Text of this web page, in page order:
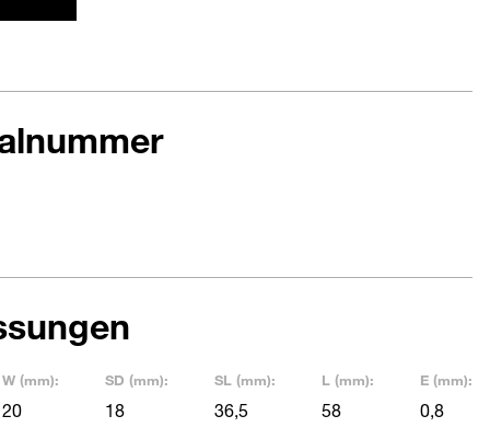
W (mm):
20
SD (mm):
18
SL (mm):
36,5
L (mm):
58
E (mm):
0,8